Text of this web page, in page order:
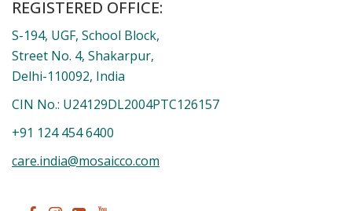
REGISTERED OFFICE:
S-194, UGF, School Block,
Street No. 4, Shakarpur,
Delhi-110092, India
CIN No.: U24129DL2004PTC126157
+91 124 454 6400
care.india@mosaicco.com